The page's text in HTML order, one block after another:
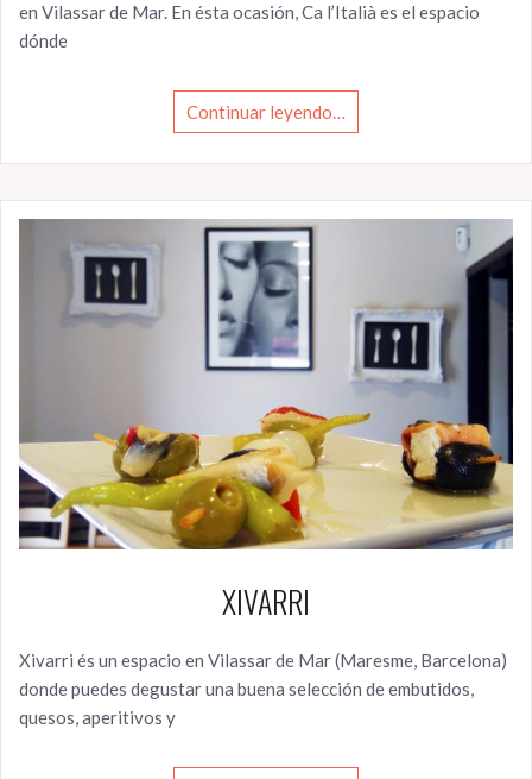
en Vilassar de Mar. En ésta ocasión, Ca l’Italià es el espacio
dónde
Continuar leyendo…
XIVARRI
Xivarri és un espacio en Vilassar de Mar (Maresme, Barcelona)
donde puedes degustar una buena selección de embutidos,
quesos, aperitivos y